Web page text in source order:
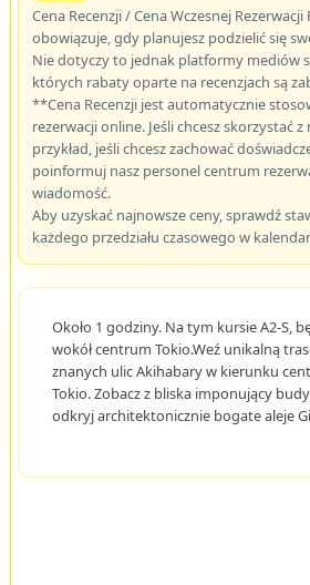
Cena Recenzji / Cena Wczesnej Rezerwacji
obowiązuje, gdy planujesz podzielić się
Nie dotyczy to jednak platformy mediów
których rabaty oparte na recenzjach są
**Cena Recenzji jest automatycznie
rezerwacji online. Jeśli chcesz skorzystać
przykład, jeśli chcesz zachować
poinformuj nasz personel centrum
wiadomość.
Aby uzyskać najnowsze ceny, sprawdź
każdego przedziału czasowego w
Około 1 godziny. Na tym kursie A2-S,
wokół centrum Tokio.Weź unikalną
znanych ulic Akihabary w kierunku
Tokio. Zobacz z bliska imponujący
odkryj architektonicznie bogate aleje